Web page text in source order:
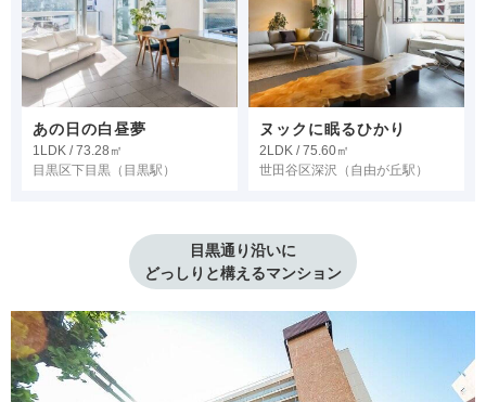
あの日の白昼夢
1LDK / 73.28㎡
目黒区下目黒 （目黒駅）
ヌックに眠るひかり
2LDK / 75.60㎡
世田谷区深沢 （自由が丘駅）
目黒通り沿いに
どっしりと構えるマンション